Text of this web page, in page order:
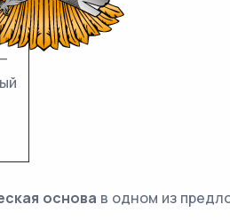
основа в одном из